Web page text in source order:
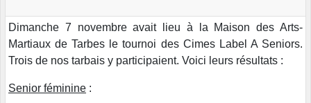
Dimanche 7 novembre avait lieu à la Maison des Arts-
Martiaux de Tarbes le tournoi des Cimes Label A Seniors.
Trois de nos tarbais y participaient. Voici leurs résultats :
Senior féminine :